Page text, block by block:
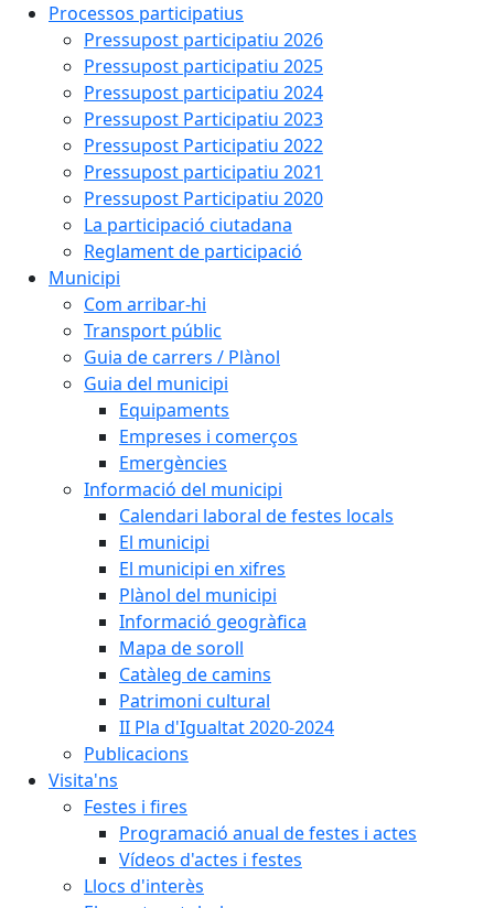
Processos participatius
Pressupost participatiu 2026
Pressupost participatiu 2025
Pressupost participatiu 2024
Pressupost Participatiu 2023
Pressupost Participatiu 2022
Pressupost participatiu 2021
Pressupost Participatiu 2020
La participació ciutadana
Reglament de participació
Municipi
Com arribar-hi
Transport públic
Guia de carrers / Plànol
Guia del municipi
Equipaments
Empreses i comerços
Emergències
Informació del municipi
Calendari laboral de festes locals
El municipi
El municipi en xifres
Plànol del municipi
Informació geogràfica
Mapa de soroll
Catàleg de camins
Patrimoni cultural
II Pla d'Igualtat 2020-2024
Publicacions
Visita'ns
Festes i fires
Programació anual de festes i actes
Vídeos d'actes i festes
Llocs d'interès